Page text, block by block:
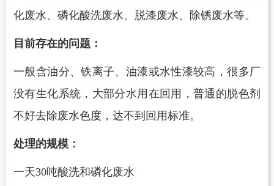
化废水、磷化酸洗废水、脱漆废水、除锈废水等。
目前存在的问题：
一般含油分、铁离子、油漆或水性漆较高，很多厂
没有生化系统，大部分水用在回用，普通的脱色剂
不好去除废水色度，达不到回用标准。
处理的规模：
一天30吨酸洗和磷化废水